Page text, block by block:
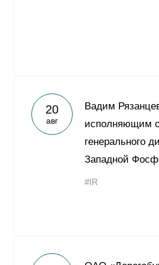
О Группе «Акрон»
География
20
авг
Вадим
исполняющим
генерального
Западной
#IR